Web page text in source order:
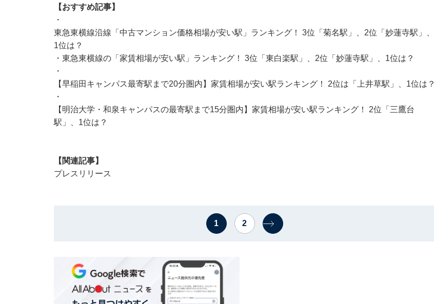
【おすすめ記事】
・
東急東横線沿線「中古マンション価格相場が安い駅」ランキング！ 3位「菊名駅」、2位「妙蓮寺駅」、
1位は？
・ 東急東横線の「家賃相場が安い駅」ランキング！ 3位「東白楽駅」、2位「妙蓮寺駅」、1位は？
・
【早稲田キャンパス最寄駅まで20分圏内】家賃相場が安い駅ランキング！ 2位は「上井草駅」、1位は？
・
【明治大学・和泉キャンパスの最寄駅まで15分圏内】家賃相場が安い駅ランキング！ 2位「三鷹台
駅」、1位は？
【関連記事】
プレスリリース
1 2